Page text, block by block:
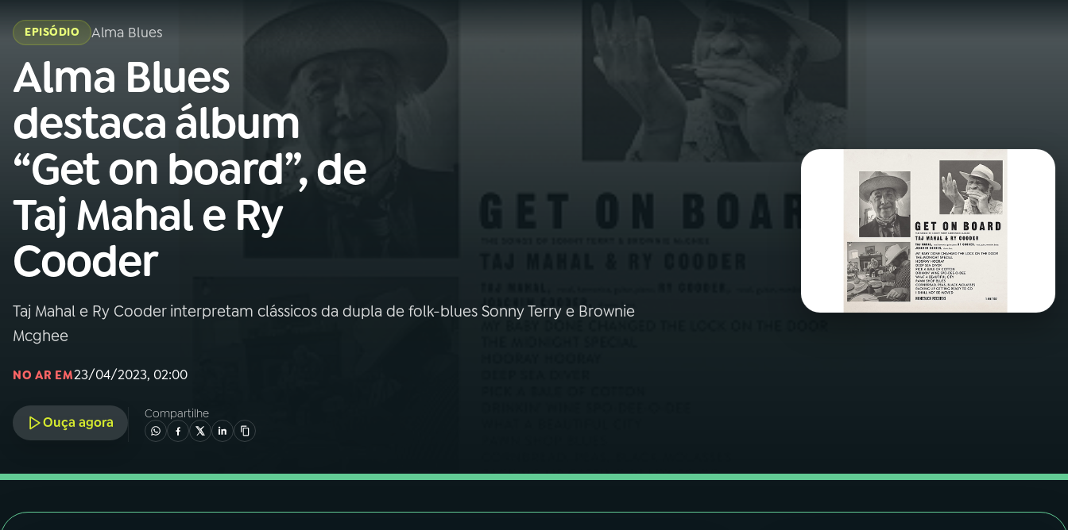
Buscar
na
Rádio
Nacional
AO VIVO
01 INÍCIO
02 A RÁDIO
03 PROGRAMAÇÃO
04PROGRAMAS
05 PODCASTS
06VIDEOCASTS
07ÚLTIMAS
na
Rádio
EPISÓDIO Alma Blues
Alma Blues
destaca álbum
“Get on board”, de
Taj Mahal e Ry
Cooder
Taj Mahal e Ry Cooder interpretam clássicos da dupla de folk-blues Sonny Terry e Brownie
Mcghee
NO AR EM23/04/2023, 02:00
Ouça agora
Compartilhe